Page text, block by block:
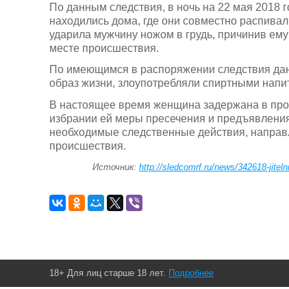
По данным следствия, в ночь на 22 мая 2018
находились дома, где они совместно
ударила мужчину ножом в грудь, причинив
месте происшествия.
По имеющимся в распоряжении следствия
образ жизни, злоупотребляли спиртными
В настоящее время женщина задержана в
избрании ей меры пресечения и
необходимые следственные действия,
происшествия.
Источник: http://sledcomrf.ru/news/342618-
18+ Для лиц старше 18 лет. Подробнее